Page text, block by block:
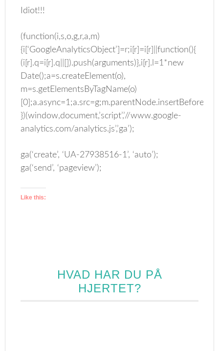
Idiot!!!
(function(i,s,o,g,r,a,m)
{i[‘GoogleAnalyticsObject’]=r;i[r]=i[r]||function(){
(i[r].q=i[r].q||[]).push(arguments)},i[r].l=1*new
Date();a=s.createElement(o),
m=s.getElementsByTagName(o)
})(window,document,’script’,’//www.google-
analytics.com/analytics.js’,’ga’);
ga(‘create’, ‘UA-27938516-1’, ‘auto’);
ga(‘send’, ‘pageview’);
Like this:
HVAD HAR DU PÅ
HJERTET?